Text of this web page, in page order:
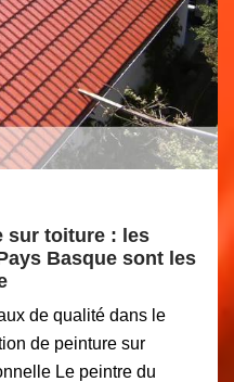
sur toiture : les
Basque sont les
de qualité dans le
de peinture sur
Le peintre du